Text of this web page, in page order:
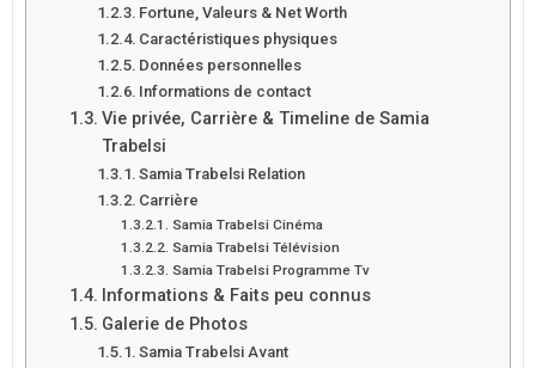
Fortune, Valeurs & Net Worth
Caractéristiques physiques
Données personnelles
Informations de contact
Vie privée, Carrière & Timeline de Samia
Trabelsi
Samia Trabelsi Relation
Carrière
Samia Trabelsi Cinéma
Samia Trabelsi Télévision
Samia Trabelsi Programme Tv
Informations & Faits peu connus
Galerie de Photos
Samia Trabelsi Avant